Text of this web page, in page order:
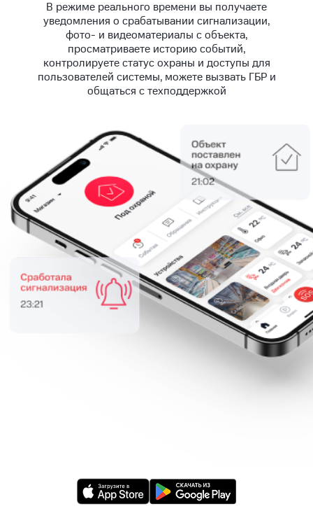
В режиме реального времени вы получаете
уведомления о срабатывании сигнализации,
фото- и видеоматериалы с объекта,
просматриваете историю событий,
контролируете статус охраны и доступы для
пользователей системы, можете вызвать ГБР и
общаться с техподдержкой